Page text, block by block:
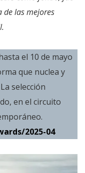
de las mejores
el 10 de mayo
que nuclea y
selección
en el circuito
2025-04